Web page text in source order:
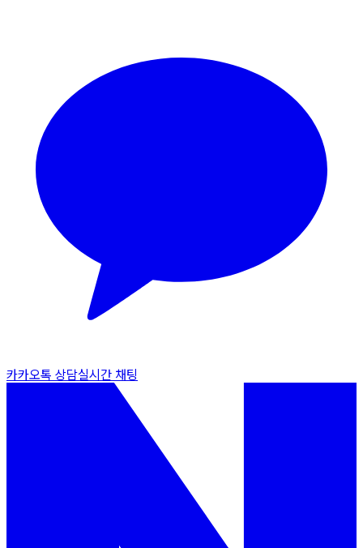
카카오톡 상담실시간 채팅